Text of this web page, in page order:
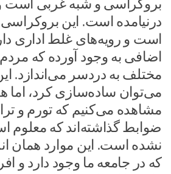
بروکراسی و شبه غربی است
درنیامده است. این بروکراسی
است و رویه‌های غلط اداری
اضافی به وجود آورده که
مختلف به دردسر می‌اندازد.
می‌توان ساده‌سازی کرد، اما
مشاهده می‌کنیم که تورم و
ضوابط گذاشته‌اند که
نشده است. این موارد همان
که در جامعه ما وجود دارد و